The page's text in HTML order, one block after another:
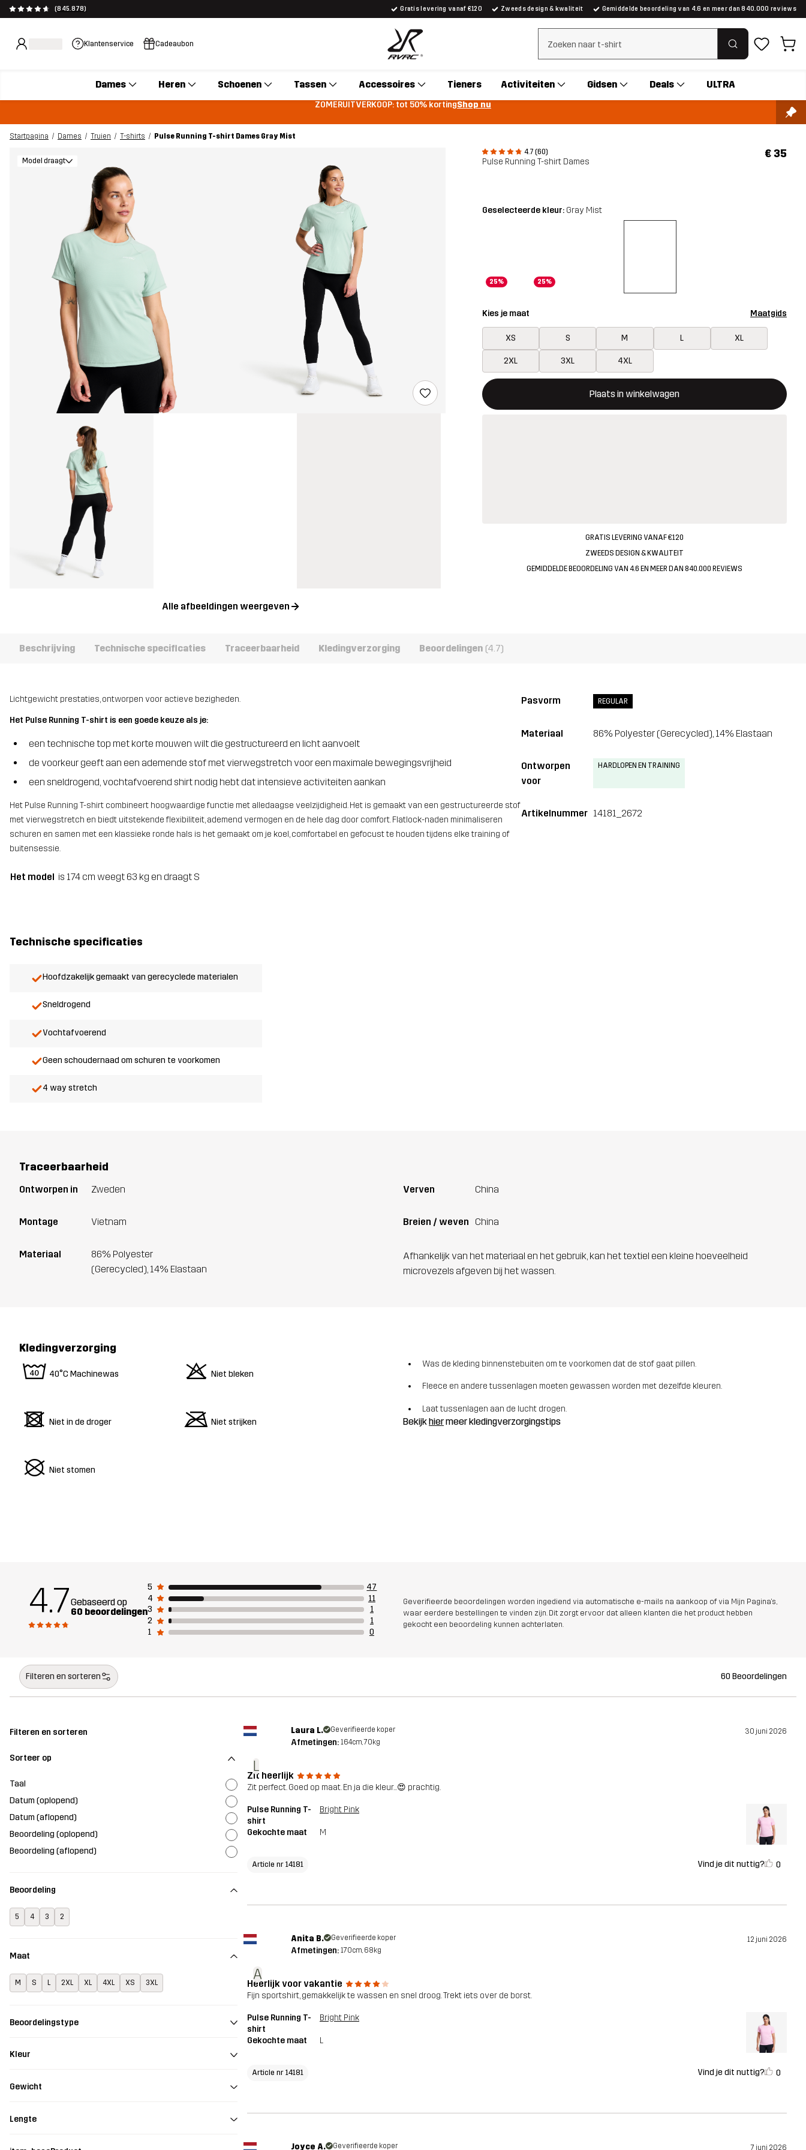
(845.878) Gratis levering vanaf €120 Zweeds design & kwaliteit Gemiddelde beoordeling van 4.6 en meer dan 840.000 reviews
Klantenservice Cadeaubon Zoeken wissen
Dames Heren Schoenen Tassen Accessoires Tieners Activiteiten Gidsen Deals ULTRA
ZOMERUITVERKOOP: tot 50% kortingShop nu
Startpagina Dames Truien T-shirts
Pulse Running T-shirt Dames Gray Mist
4.7 (60)
Pulse Running T-shirt Dames
€ 35
Model draagt
Alle afbeeldingen weergeven
Geselecteerde kleur: Gray Mist
25% 25%
Kies je maat Maatgids
XS S M L XL
2XL 3XL 4XL
Plaats in winkelwagen
Deze knop opent een modal met de bevestiging van een nieuw item in het
{{size}} niet beschikbaar
GRATIS LEVERING VANAF €120
ZWEEDS DESIGN & KWALITEIT
GEMIDDELDE BEOORDELING VAN 4.6 EN MEER DAN 840.000 REVIEWS
Beschrijving Technische specificaties Traceerbaarheid Kledingverzorging Beoordelingen (4.7)
Lichtgewicht prestaties, ontworpen voor actieve bezigheden.
Het Pulse Running T-shirt is een goede keuze als je:
een technische top met korte mouwen wilt die gestructureerd en licht aanvoelt
de voorkeur geeft aan een ademende stof met vierwegstretch voor een maximale bewegingsvrijheid
een sneldrogend, vochtafvoerend shirt nodig hebt dat intensieve activiteiten aankan
Het Pulse Running T-shirt combineert hoogwaardige functie met alledaagse veelzijdigheid. Het is gemaakt van een gestructureerde stof
met vierwegstretch en biedt uitstekende flexibiliteit, ademend vermogen en de hele dag door comfort. Flatlock-naden minimaliseren
schuren en samen met een klassieke ronde hals is het gemaakt om je koel, comfortabel en gefocust te houden tijdens elke training of
buitensessie.
Het model is 174 cm weegt 63 kg en draagt S
Pasvorm REGULAR
Materiaal 86% Polyester (Gerecycled), 14% Elastaan
Ontworpen
voor
HARDLOPEN EN TRAINING
Artikelnummer 14181_2672
Technische specificaties
Hoofdzakelijk gemaakt van gerecyclede materialen
Sneldrogend
Vochtafvoerend
Geen schoudernaad om schuren te voorkomen
4 way stretch
Traceerbaarheid
Ontworpen in Zweden
Montage Vietnam
Materiaal
86% Polyester
(Gerecycled), 14% Elastaan
Verven China
Breien / weven China
Afhankelijk van het materiaal en het gebruik, kan het textiel een kleine hoeveelheid
microvezels afgeven bij het wassen.
Kledingverzorging
8 40°C Machinewas o Niet bleken
d Niet in de droger m Niet strijken
U Niet stomen
Was de kleding binnenstebuiten om te voorkomen dat de stof gaat pillen.
Fleece en andere tussenlagen moeten gewassen worden met dezelfde kleuren.
Laat tussenlagen aan de lucht drogen.
Bekijkhiermeer kledingverzorgingstips
4.7Gebaseerd op
60 beoordelingen
5
47
4
11
3
1
2
1
1
0
Geverifieerde beoordelingen worden ingediend via automatische e-mails na aankoop of via Mijn Pagina's,
waar eerdere bestellingen te vinden zijn. Dit zorgt ervoor dat alleen klanten die het product hebben
gekocht een beoordeling kunnen achterlaten.
Filteren en sorteren 60 Beoordelingen
Filteren en sorteren
Sorteer op
Taal
Datum (oplopend)
Datum (aflopend)
Beoordeling (oplopend)
Beoordeling (aflopend)
Beoordeling
5 4 3 2
Maat
M S L 2XL XL 4XL XS 3XL
Beoordelingstype
Kleur
Gewicht
Lengte
L
Laura L. Geverifieerde koper 30 juni 2026
Afmetingen: 164cm, 70kg
Zit heerlijk
Zit perfect. Goed op maat. En ja die kleur...😍 prachtig.
Pulse Running T-
shirt
Bright Pink
Gekochte maat M
Article nr 14181 Vind je dit nuttig? 0
A
Anita B. Geverifieerde koper 12 juni 2026
Afmetingen: 170cm, 68kg
Heerlijk voor vakantie
Fijn sportshirt, gemakkelijk te wassen en snel droog. Trekt iets over de borst.
Pulse Running T-
shirt
Bright Pink
Gekochte maat L
Article nr 14181 Vind je dit nuttig? 0
Joyce A. Geverifieerde koper 7 juni 2026